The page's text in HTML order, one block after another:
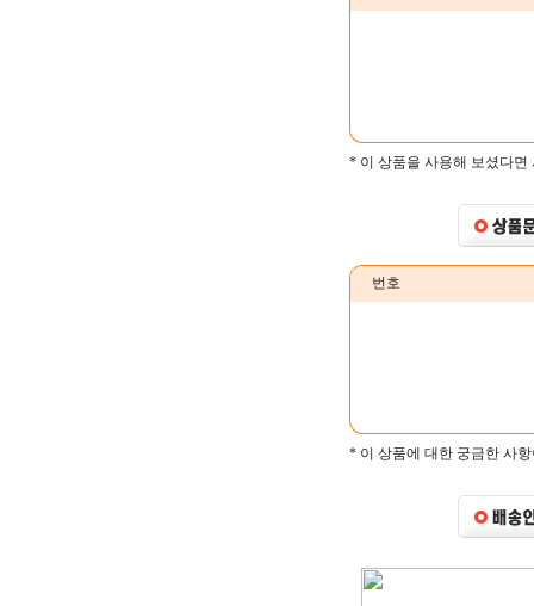
* 이 상품을 사용해 보셨다
번호
* 이 상품에 대한 궁금한 사